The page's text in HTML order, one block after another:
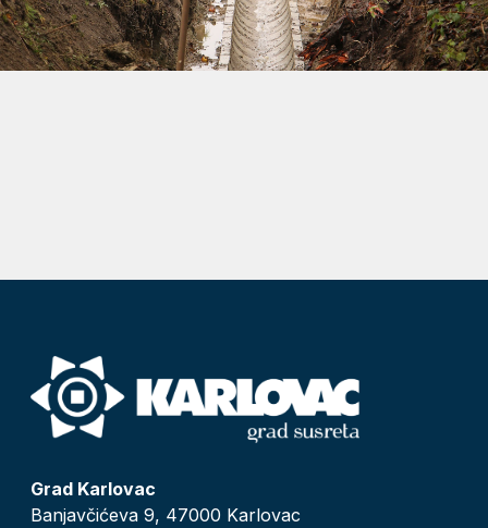
Grad Karlovac
Banjavčićeva 9, 47000 Karlovac